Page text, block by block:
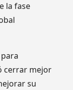
la fase
cerrar mejor
su